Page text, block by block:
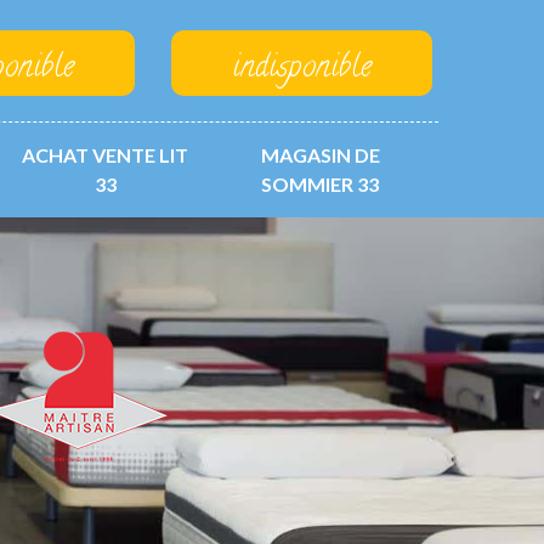
indisponible
ACHAT VENTE LIT
33
MAGASIN DE
SOMMIER 33